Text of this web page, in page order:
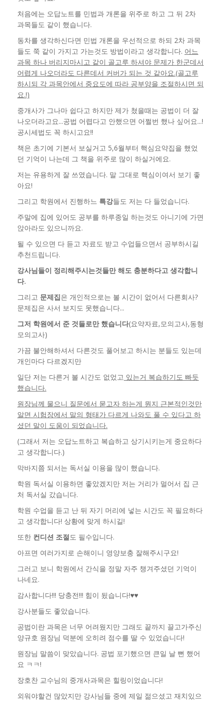
처음에는 오답노트를 민법과 개론을 위주로 하고 그 뒤 2차
과목들도 같이 했습니다.
동차를 생각하신다면 민법 개론을 우선적으로 하되 2차 과목
들도 쭉 같이 가지고 가는것도 방법이라고 생각합니다. 어느
과목 하나 버리지마시고 같이 골고루 하셔야 문제가 한군데서
어렵게 나오더라도 다른데서 커버가 되는 것 같아요.(골고루
하시되 각 과목안에서 중요도에 따라 공부양을 조절하시면 되
요.!)
중개사가 그나마 쉽다고 하지만 제가 쳤을때는 공법이 더 잘
나오더라고요...공법 어렵다고 안했으면 어쩔번 했나 싶어요...!
공시세법도 꼭 하시고요!!
책은 초기에 기본서 보실거고 5,6월부터 핵심요약집을 했었
던 기억이 나는데 그 책을 위주로 많이 하실거에요.
저는 유용하게 잘 쓰였습니다. 말 그대로 핵심이여서 보기 좋
아요!
그리고 학원에서 진행하느 특강들도 저는 다 들었습니다.
주말에 집에 있어도 공부를 하루종일 하는것도 아니기에 가면
앉아라도 있으니까요.
될 수 있으면 다 듣고 자료도 받고 수업들으면서 공부하시길
추천드립니다.
강사님들이 정리해주시는것들만 해도 충분하다고 생각합니
다.
그리고 문제집은 개인적으로는 볼 시간이 없어서 다른회사?
문제집은 사서 보지도 못했습니다...
그저 학원에서 준 것들로만 했습니다(요약자료,모의고사,동형
모의고사)
가끔 불안해하셔서 다른것도 풀어보고 하시는 분들도 있는데
개인마다 다르겠지만
일단 저는 다른거 볼 시간도 없었고 있는거 복습하기도 빠듯
했습니다.
원장님께 물으니 질문에서 묻고자 하는게 뭔지 근본적인것만
알면 시험장에서 말의 형태가 다르게 나와도 풀 수 있다고 하
셨던 말이 도움이 되었습니다.
(그래서 저는 오답노트하고 복습하고 상기시키는게 중요하다
고 생각합니다.)
막바지쯤 되서는 독서실 이용을 많이 했습니다.
학원 독서실 이용하면 좋았겠지만 저는 거리가 멀어서 집 근
처 독서실 갔습니다.
학원 수업을 듣고 난 뒤 자기 머리에 넣는 시간도 꼭 필요하다
고 생각합니다! 상황에 맞게 하시길!
또한 컨디션 조절도 필수입니다.
아프면 여러가지로 손해이니 영양보충 잘해주시구요!
그러고 보니 학원에서 간식을 정말 자주 챙겨주셨던 기억이
나네요.
감사합니다!!! 당충전!!! 힘이 됬습니다!♥♥
강사분들도 좋았습니다.
공법이란 과목은 너무 어려웠지만 그래도 끝까지 끌고가주신
양규호 원장님 덕분에 오히려 점수를 딸 수 있었습니다!
원장님 말씀이 맞았습니다. 공법 포기했으면 큰일 날 뻔 했어
요 ㅋㅋ!
장호찬 교수님의 중개사과목은 힐링이었습니다!
외워야할건 많았지만 강사님들 중에 제일 젊으셨고 재치있으